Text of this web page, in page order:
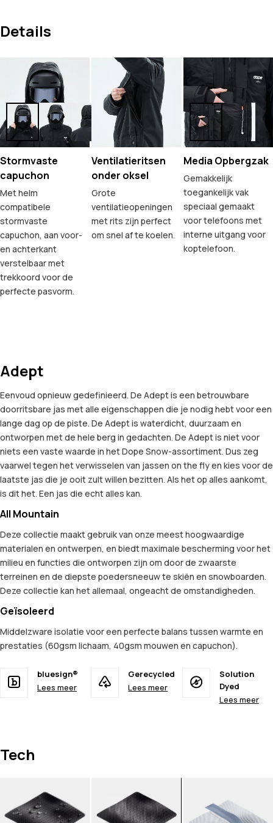
Details
Stormvaste
capuchon
Met helm
compatibele
stormvaste
capuchon, aan voor-
en achterkant
verstelbaar met
trekkoord voor de
perfecte pasvorm.
Ventilatieritsen
onder oksel
Grote
ventilatieopeningen
met rits zijn perfect
om snel af te koelen.
Media Opbergzak
Gemakkelijk
toegankelijk vak
speciaal gemaakt
voor telefoons met
interne uitgang voor
koptelefoon.
Adept
Eenvoud opnieuw gedefinieerd. De Adept is een betrouwbare
doorritsbare jas met alle eigenschappen die je nodig hebt voor een
lange dag op de piste. De Adept is waterdicht, duurzaam en
ontworpen met de hele berg in gedachten. De Adept is niet voor
niets een vaste waarde in het Dope Snow-assortiment. Dus zeg
vaarwel tegen het verwisselen van jassen on the fly en kies voor de
laatste jas die je ooit zult willen bezitten. Als het op alles aankomt,
is dit het. Een jas die echt alles kan.
All Mountain
Deze collectie maakt gebruik van onze meest hoogwaardige
materialen en ontwerpen, en biedt maximale bescherming voor het
milieu en functies die ontworpen zijn om door de zwaarste
terreinen en de diepste poedersneeuw te skiën en snowboarden.
Deze collectie kan het allemaal, ongeacht de omstandigheden.
Geïsoleerd
Middelzware isolatie voor een perfecte balans tussen warmte en
prestaties (60gsm lichaam, 40gsm mouwen en capuchon).
bluesign®
Lees meer
Gerecycled
Lees meer
Solution
Dyed
Lees meer
Tech